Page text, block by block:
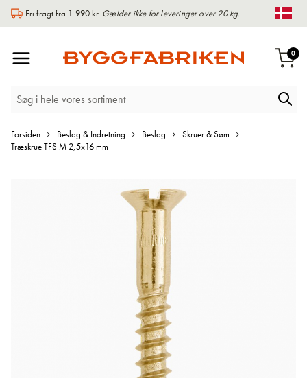
Fri fragt fra 1 990 kr. Gælder ikke for leveringer over 20 kg.
0
Forsiden Beslag & Indretning Beslag
Skruer & Søm
Træskrue TFS M 2,5x16 mm